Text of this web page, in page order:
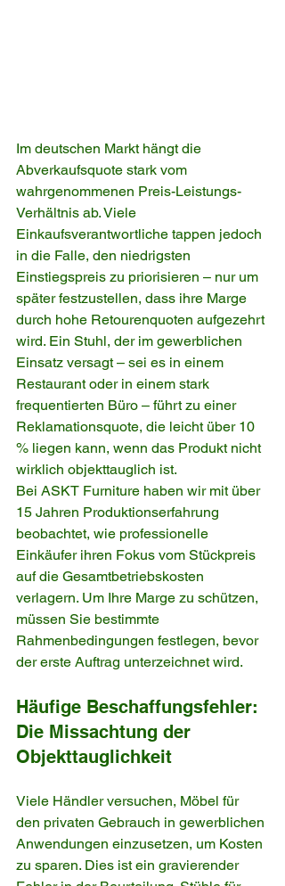
Im deutschen Markt hängt die
Abverkaufsquote stark vom
wahrgenommenen Preis-Leistungs-
Verhältnis ab. Viele
Einkaufsverantwortliche tappen jedoch
in die Falle, den niedrigsten
Einstiegspreis zu priorisieren – nur um
später festzustellen, dass ihre Marge
durch hohe Retourenquoten aufgezehrt
wird. Ein Stuhl, der im gewerblichen
Einsatz versagt – sei es in einem
Restaurant oder in einem stark
frequentierten Büro – führt zu einer
Reklamationsquote, die leicht über 10
% liegen kann, wenn das Produkt nicht
wirklich objekttauglich ist.
Bei ASKT Furniture haben wir mit über
15 Jahren Produktionserfahrung
beobachtet, wie professionelle
Einkäufer ihren Fokus vom Stückpreis
auf die Gesamtbetriebskosten
verlagern. Um Ihre Marge zu schützen,
müssen Sie bestimmte
Rahmenbedingungen festlegen, bevor
der erste Auftrag unterzeichnet wird.
Häufige Beschaffungsfehler:
Die Missachtung der
Objekttauglichkeit
Viele Händler versuchen, Möbel für
den privaten Gebrauch in gewerblichen
Anwendungen einzusetzen, um Kosten
zu sparen. Dies ist ein gravierender